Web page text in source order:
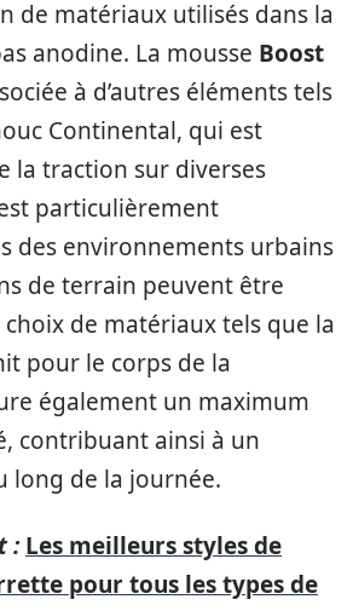
de matériaux utilisés dans la
anodine. La mousse Boost
à d’autres éléments tels
Continental, qui est
la traction sur diverses
particulièrement
des environnements urbains
de terrain peuvent être
de matériaux tels que la
pour le corps de la
également un maximum
contribuant ainsi à un
long de la journée.
: Les meilleurs styles de
pour tous les types de